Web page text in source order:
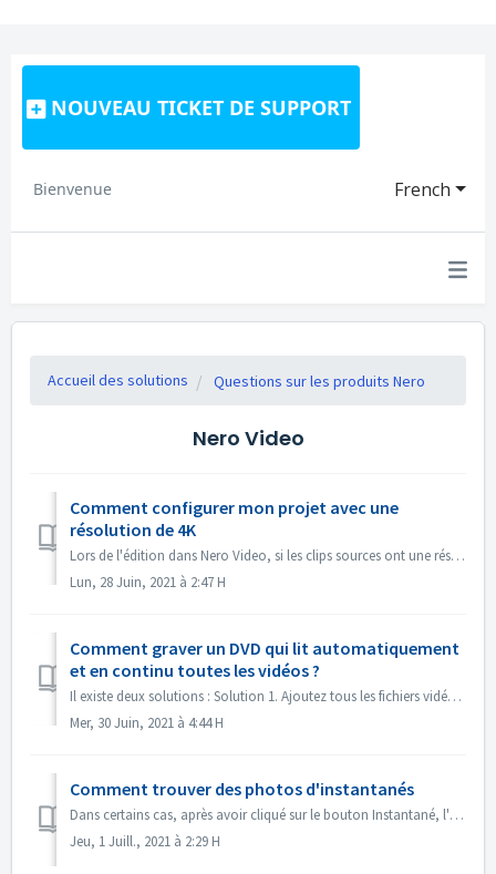
NOUVEAU TICKET DE SUPPORT
French
Bienvenue
Accueil des solutions Questions sur les produits Nero
Nero Video
Comment configurer mon projet avec une
résolution de 4K
Lors de l'édition dans Nero Video, si les clips sources ont une résolution de 4K ou plus, et que vous souhaitez avoir le fichier de sortie également en ...
Lun, 28 Juin, 2021 à 2:47 H
Comment graver un DVD qui lit automatiquement
et en continu toutes les vidéos ?
Il existe deux solutions : Solution 1. Ajoutez tous les fichiers vidéo dans un seul titre. Dans l'écran d'édition, importez tous les fichiers vidéo...
Mer, 30 Juin, 2021 à 4:44 H
Comment trouver des photos d'instantanés
Dans certains cas, après avoir cliqué sur le bouton Instantané, l'image instantanée n'apparaît pas dans Mes médias. Vous pouvez retrouver l'imag...
Jeu, 1 Juill., 2021 à 2:29 H